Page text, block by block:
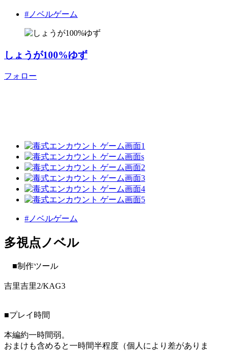
#ノベルゲーム
しょうが100%ゆず
フォロー
#ノベルゲーム
多視点ノベル
■制作ツール
吉里吉里2/KAG3
■プレイ時間
本編約一時間弱。
おまけも含めると一時間半程度（個人により差がありま